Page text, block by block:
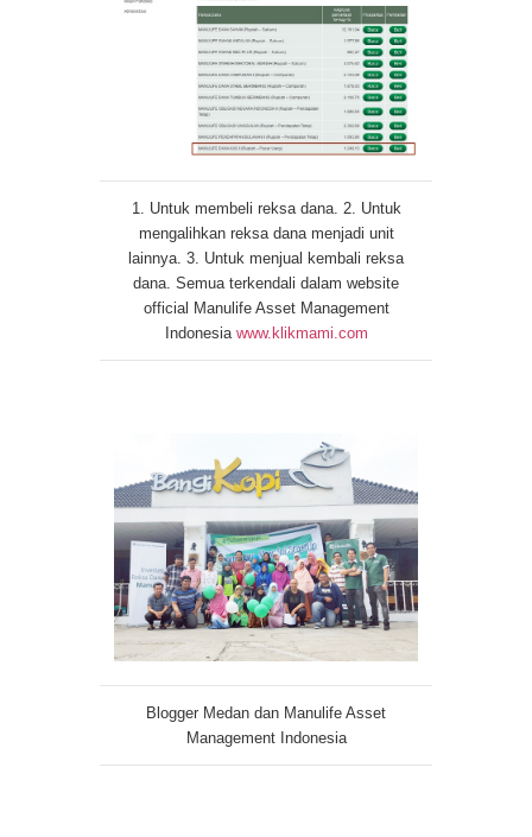
1. Untuk membeli reksa dana. 2. Untuk
mengalihkan reksa dana menjadi unit
lainnya. 3. Untuk menjual kembali reksa
dana. Semua terkendali dalam website
official Manulife Asset Management
Indonesia www.klikmami.com
Blogger Medan dan Manulife Asset
Management Indonesia